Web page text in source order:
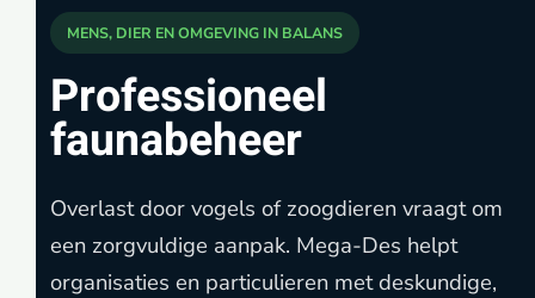
MENS, DIER EN OMGEVING IN BALANS
Professioneel
faunabeheer
Overlast door vogels of zoogdieren vraagt om
een zorgvuldige aanpak. Mega-Des helpt
organisaties en particulieren met deskundige,